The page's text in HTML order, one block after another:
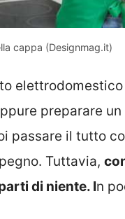
cappa (Designmag.it)
preparare
passare il tutto
Tuttavia,
di niente. In